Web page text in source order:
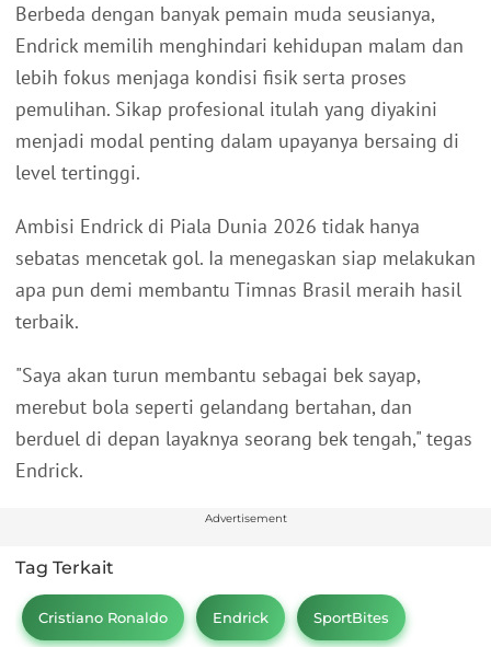
Berbeda dengan banyak pemain muda seusianya,
Endrick memilih menghindari kehidupan malam dan
lebih fokus menjaga kondisi fisik serta proses
pemulihan. Sikap profesional itulah yang diyakini
menjadi modal penting dalam upayanya bersaing di
level tertinggi.
Ambisi Endrick di Piala Dunia 2026 tidak hanya
sebatas mencetak gol. Ia menegaskan siap melakukan
apa pun demi membantu Timnas Brasil meraih hasil
terbaik.
"Saya akan turun membantu sebagai bek sayap,
merebut bola seperti gelandang bertahan, dan
berduel di depan layaknya seorang bek tengah," tegas
Endrick.
Advertisement
Tag Terkait
Cristiano Ronaldo Endrick SportBites